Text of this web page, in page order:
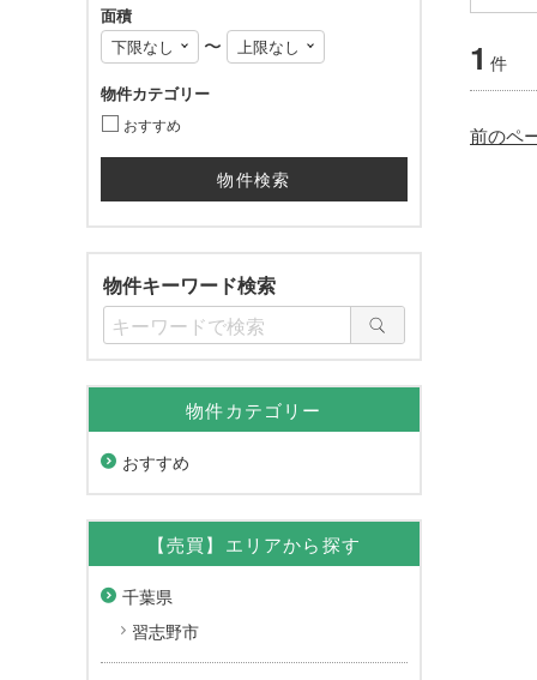
1 件
前のペ
面積
〜
物件カテゴリー
おすすめ
物件キーワード検索
物件カテゴリー
おすすめ
【売買】エリアから探す
千葉県
習志野市